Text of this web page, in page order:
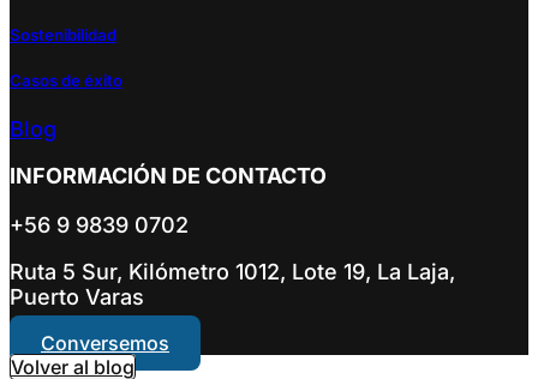
Sostenibilidad
Casos de éxito
Blog
INFORMACIÓN DE CONTACTO
+56 9 9839 0702
Ruta 5 Sur, Kilómetro 1012, Lote 19, La Laja,
Puerto Varas
Conversemos
Volver al blog